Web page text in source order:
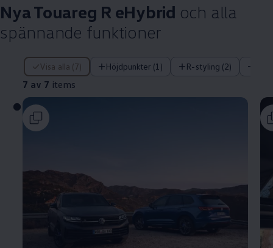
Nya Touareg R eHybrid och alla
spännande funktioner
Visa alla (7) Höjdpunkter (1) R-styling (2)
7 av 7 items
7 av 7 items